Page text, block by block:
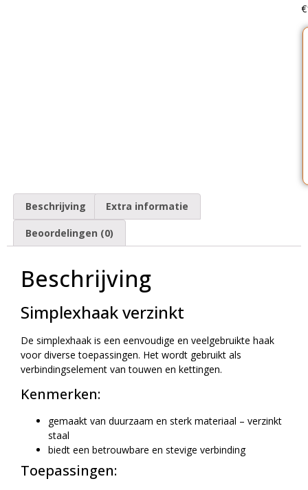
Beschrijving Extra informatie
Beoordelingen (0)
Beschrijving
Simplexhaak verzinkt
De simplexhaak is een eenvoudige en veelgebruikte haak
voor diverse toepassingen. Het wordt gebruikt als
verbindingselement van touwen en kettingen.
Kenmerken:
gemaakt van duurzaam en sterk materiaal – verzinkt
staal
biedt een betrouwbare en stevige verbinding
Toepassingen: